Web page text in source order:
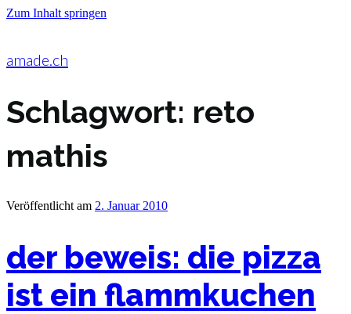
Zum Inhalt springen
amade.ch
Schlagwort: reto
mathis
Veröffentlicht am 2. Januar 2010
der beweis: die pizza
ist ein flammkuchen